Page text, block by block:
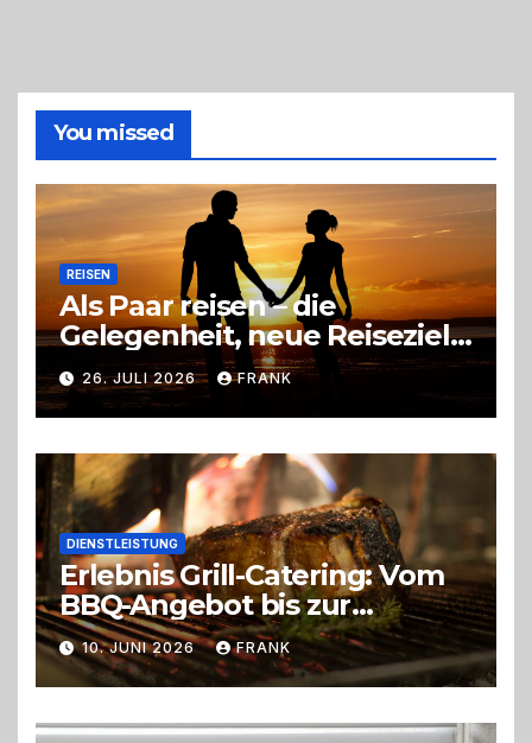
richtige
Entscheidung
You missed
REISEN
Als Paar reisen – die
Gelegenheit, neue Reiseziele
zu entdecken
26. JULI 2026 FRANK
DIENSTLEISTUNG
Erlebnis Grill-Catering: Vom
BBQ-Angebot bis zur
perfekten Eventorganisation
Trend zu Outdoor-Events,
Erlebnisgastronomie und
Live-Cooking
10. JUNI 2026 FRANK